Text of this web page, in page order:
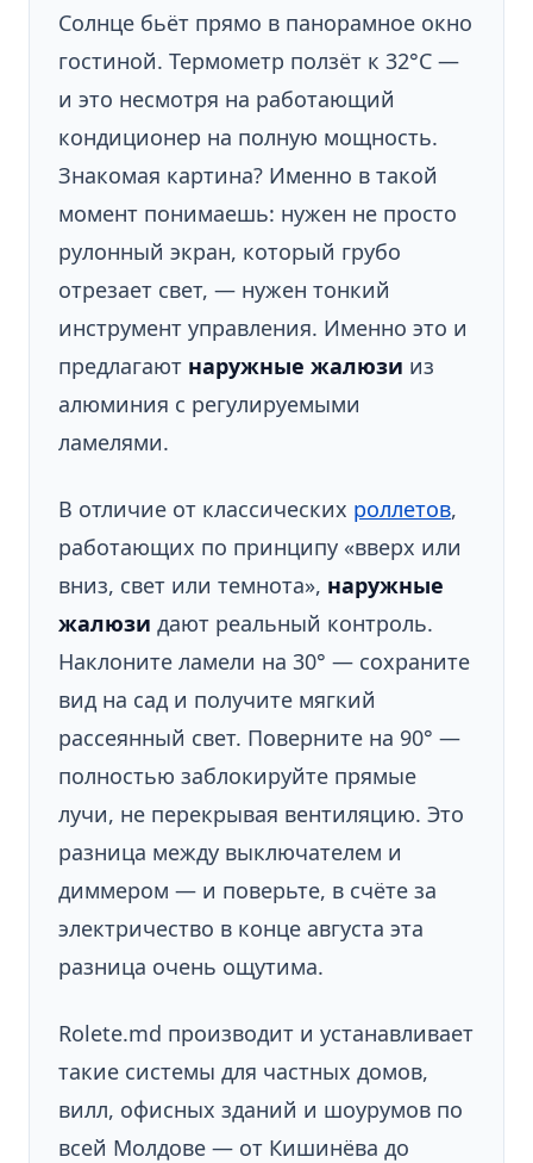
Солнце бьёт прямо в панорамное окно
гостиной. Термометр ползёт к 32°C —
и это несмотря на работающий
кондиционер на полную мощность.
Знакомая картина? Именно в такой
момент понимаешь: нужен не просто
рулонный экран, который грубо
отрезает свет, — нужен тонкий
инструмент управления. Именно это и
предлагают наружные жалюзи из
алюминия с регулируемыми
ламелями.
В отличие от классических роллетов,
работающих по принципу «вверх или
вниз, свет или темнота», наружные
жалюзи дают реальный контроль.
Наклоните ламели на 30° — сохраните
вид на сад и получите мягкий
рассеянный свет. Поверните на 90° —
полностью заблокируйте прямые
лучи, не перекрывая вентиляцию. Это
разница между выключателем и
диммером — и поверьте, в счёте за
электричество в конце августа эта
разница очень ощутима.
Rolete.md производит и устанавливает
такие системы для частных домов,
вилл, офисных зданий и шоурумов по
всей Молдове — от Кишинёва до